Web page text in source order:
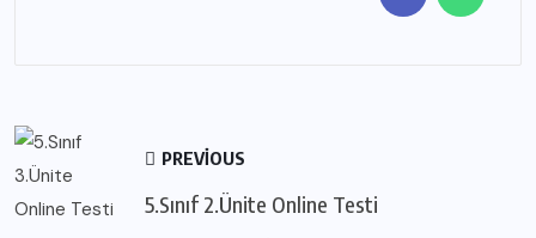
PREVIOUS
5.Sınıf 2.Ünite Online Testi